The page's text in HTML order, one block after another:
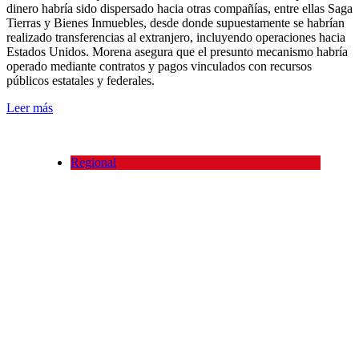
dinero habría sido dispersado hacia otras compañías, entre ellas Saga
Tierras y Bienes Inmuebles, desde donde supuestamente se habrían
realizado transferencias al extranjero, incluyendo operaciones hacia
Estados Unidos. Morena asegura que el presunto mecanismo habría
operado mediante contratos y pagos vinculados con recursos
públicos estatales y federales.
Leer más
Regional